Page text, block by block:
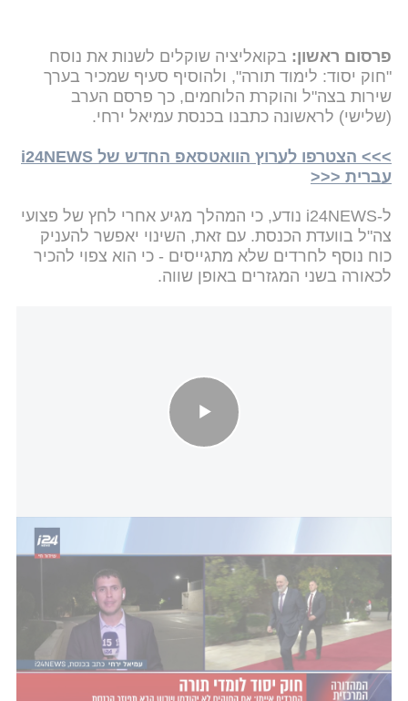
פרסום ראשון: בקואליציה שוקלים לשנות את נוסח
"חוק יסוד: לימוד תורה", ולהוסיף סעיף שמכיר בערך
שירות בצה"ל והוקרת הלוחמים, כך פרסם הערב
(שלישי) לראשונה כתבנו בכנסת עמיאל ירחי.
>>> הצטרפו לערוץ הוואטסאפ החדש של i24NEWS
עברית <<<
ל-i24NEWS נודע, כי המהלך מגיע אחרי לחץ של פצועי
צה"ל בוועדת הכנסת. עם זאת, השינוי יאפשר להעניק
כוח נוסף לחרדים שלא מתגייסים - כי הוא צפוי להכיר
לכאורה בשני המגזרים באופן שווה.
הדיל של נתניהו והחרדים: בקואליציה דוהרים לאישור "חוק יסוד לימוד
חברת הכנסת מירב כהן התייחסה לסוגייה וכתבה
בחשבון ה-X שלה: "אתם מבינים את השיטה הנלוזה
שלהם? קודם כל מקדמים חוק הזוי ומטורלל שמתעדף
משתמטים על לוחמים. עכשיו "מתפשרים" ו"ישוו את
מעמד הלוחמים ללומדי התורה". כלומר ישווה את מעמד
הלוחמים למשתמטים. שזה מה שהמפלגות החרדיות